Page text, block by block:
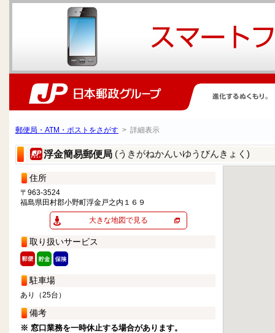
郵便局・ATM・ポストをさがす > 詳細表示
浮金簡易郵便局 (うきがねかんいゆうびんきょく)
住所
〒963-3524
福島県田村郡小野町浮金戸之内１６９
大きな地図で見る
取り扱いサービス
駐車場
あり（25台）
備考
※ 窓口業務を一時休止する場合があります。